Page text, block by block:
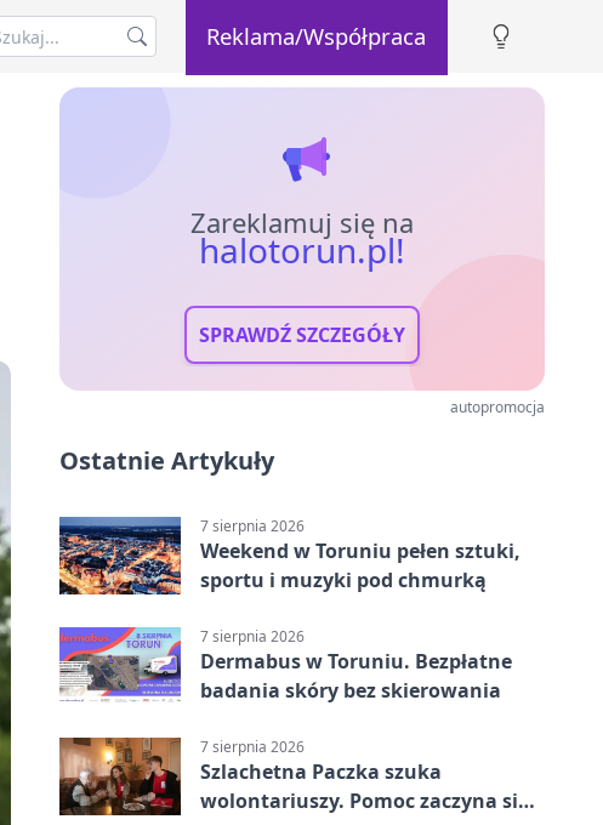
Reklama/Współpraca
Zareklamuj się na
halotorun.pl!
SPRAWDŹ SZCZEGÓŁY
autopromocja
Ostatnie Artykuły
7 sierpnia 2026
Weekend w Toruniu pełen sztuki,
sportu i muzyki pod chmurką
7 sierpnia 2026
Dermabus w Toruniu. Bezpłatne
badania skóry bez skierowania
7 sierpnia 2026
Szlachetna Paczka szuka
wolontariuszy. Pomoc zaczyna się